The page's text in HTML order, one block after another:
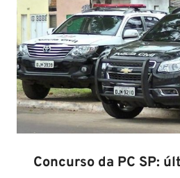
Concurso da PC SP: